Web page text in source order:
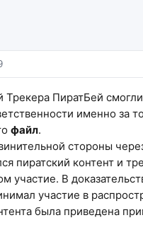
Трекера ПиратБей смогли
именно за
файл.
стороны
пиратский контент и
участие. В
участие в
была приведена